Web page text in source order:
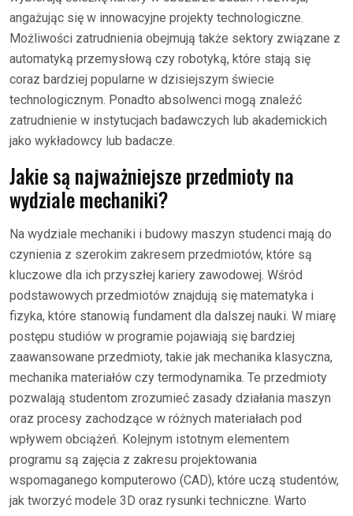
angażując się w innowacyjne projekty technologiczne.
Możliwości zatrudnienia obejmują także sektory związane z
automatyką przemysłową czy robotyką, które stają się
coraz bardziej popularne w dzisiejszym świecie
technologicznym. Ponadto absolwenci mogą znaleźć
zatrudnienie w instytucjach badawczych lub akademickich
jako wykładowcy lub badacze.
Jakie są najważniejsze przedmioty na
wydziale mechaniki?
Na wydziale mechaniki i budowy maszyn studenci mają do
czynienia z szerokim zakresem przedmiotów, które są
kluczowe dla ich przyszłej kariery zawodowej. Wśród
podstawowych przedmiotów znajdują się matematyka i
fizyka, które stanowią fundament dla dalszej nauki. W miarę
postępu studiów w programie pojawiają się bardziej
zaawansowane przedmioty, takie jak mechanika klasyczna,
mechanika materiałów czy termodynamika. Te przedmioty
pozwalają studentom zrozumieć zasady działania maszyn
oraz procesy zachodzące w różnych materiałach pod
wpływem obciążeń. Kolejnym istotnym elementem
programu są zajęcia z zakresu projektowania
wspomaganego komputerowo (CAD), które uczą studentów,
jak tworzyć modele 3D oraz rysunki techniczne. Warto